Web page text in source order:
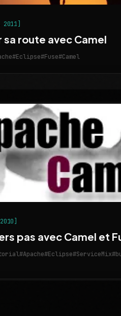
sa route avec Camel
#Eclipse#Fuse#Camel
pas avec Camel et
#Apache#Eclipse#ServiceMix